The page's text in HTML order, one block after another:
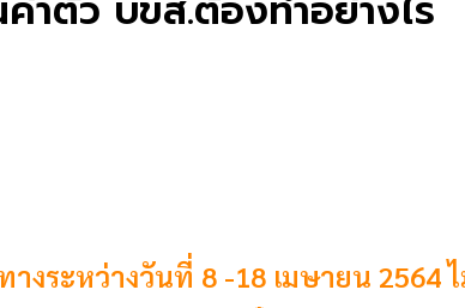
งระหว่างวันที่ 8 -18 เมษายน 2564